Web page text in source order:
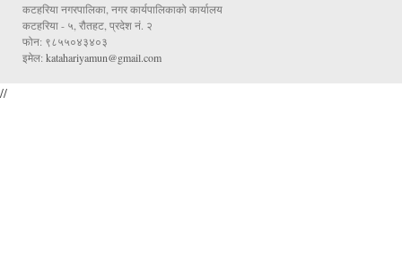
कटहरिया नगरपालिका, नगर कार्यपालिकाको कार्यालय
कटहरिया - ५, रौतहट, प्रदेश नं. २
फोन: ९८५५०४३४०३
इमेल: katahariyamun@gmail.com
//